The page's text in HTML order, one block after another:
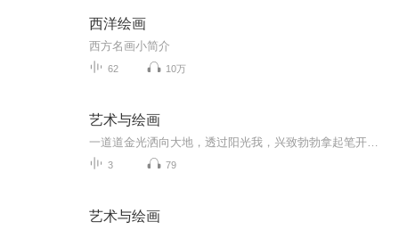
西洋绘画
西方名画小简介
62 10万
艺术与绘画
3 79
艺术与绘画